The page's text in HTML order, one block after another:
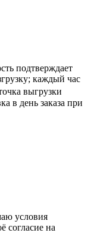
подтверждает
каждый час
выгрузки
в день заказа при
условия
согласие на